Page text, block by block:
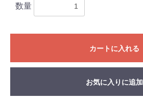
数量
カートに入れる
お気に入りに追加